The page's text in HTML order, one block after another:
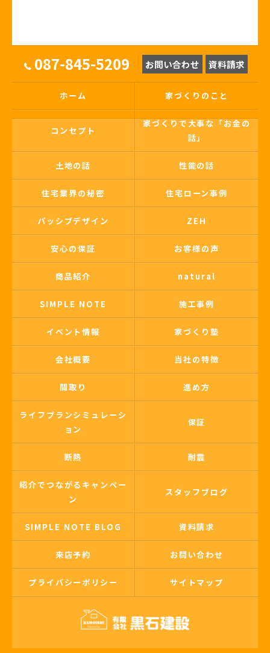
087-845-5209 お問い合わせ 資料請求
ホーム 家づくりのこと
コンセプト
家づくりで大事な「お金の
話」
土地の話 性能の話
住宅業界の秘密 住宅ローン事例
パッシブデザイン ZEH
安心の保証 お客様の声
商品紹介 natural
SIMPLE NOTE 施工事例
イベント情報 家づくり塾
会社概要 当社の特徴
間取り 進め方
ライフプランシミュレーシ
ョン
保証
断熱 耐震
紹介でつながるキャンペー
ン
スタッフブログ
SIMPLE NOTE BLOG 資料請求
来店予約 お問い合わせ
プライバシーポリシー サイトマップ